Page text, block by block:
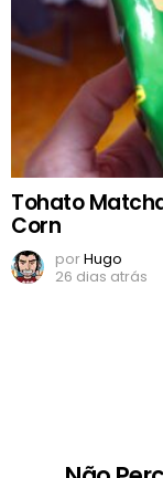
Tohato
Corn
porHugo
26 dias atrás